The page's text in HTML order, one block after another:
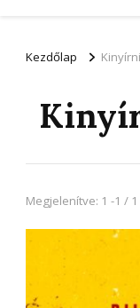
Kezdőlap
Megjelenítve: 1 -1 /